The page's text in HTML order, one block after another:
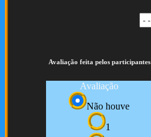
Avaliação feita pelos participantes
Avaliação
Não houve
1